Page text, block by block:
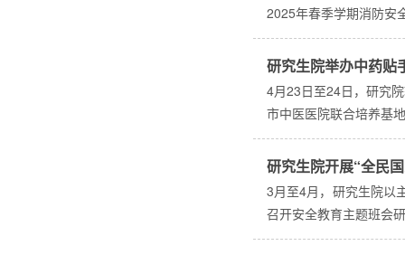
2025年春季学期消防安
研究生院举办中药贴
4月23日至24日，研究
市中医医院联合培养基
研究生院开展“全民
3月至4月，研究生院以
召开安全教育主题班会